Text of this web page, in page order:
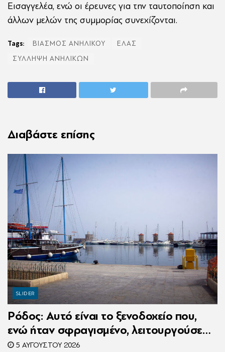
Εισαγγελέα, ενώ οι έρευνες για την ταυτοποίηση και
άλλων μελών της συμμορίας συνεχίζονται.
Tags: ΒΙΑΣΜΟΣ ΑΝΗΛΙΚΟΥ
ΕΛΑΣ
ΣΥΛΛΗΨΗ ΑΝΗΛΙΚΩΝ
Διαβάστε επίσης
SLIDER
Ρόδος: Αυτό είναι το ξενοδοχείο που,
ενώ ήταν σφραγισμένο, λειτουργούσε
κανονικά με 216 πελάτες – Συνελήφθη η
5 ΑΥΓΟΎΣΤΟΥ 2026